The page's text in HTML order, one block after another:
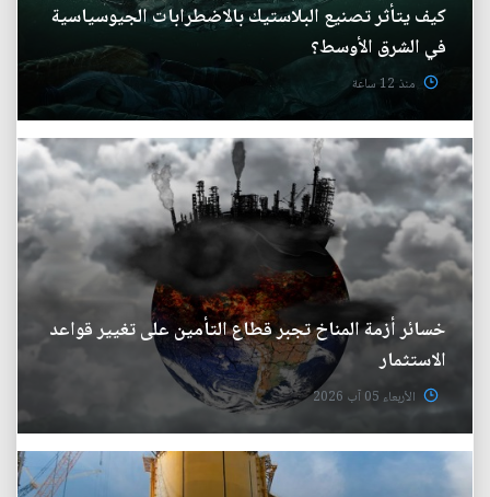
كيف يتأثر تصنيع البلاستيك بالاضطرابات الجيوسياسية
في الشرق الأوسط؟
منذ 12 ساعة
خسائر أزمة المناخ تجبر قطاع التأمين على تغيير قواعد
الاستثمار
الأربعاء 05 آب 2026